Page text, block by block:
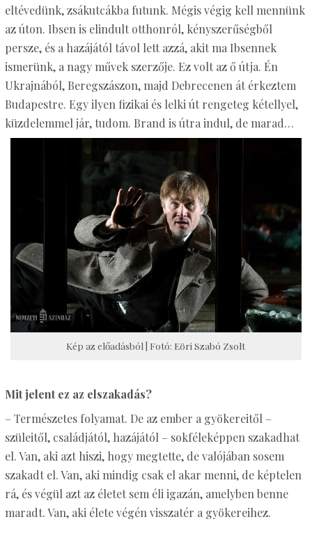
eltévedünk, zsákutcákba futunk. Mégis végig kell mennünk
az úton. Ibsen is elindult otthonról, kényszerűségből
persze, és a hazájától távol lett azzá, akit ma Ibsennek
ismerünk, a nagy művek szerzője. Ez volt az ő útja. Én
Ukrajnából, Beregszászon, majd Debrecenen át érkeztem
Budapestre. Egy ilyen fizikai és lelki út rengeteg kétellyel,
küzdelemmel jár, tudom. Brand is útra indul, de marad…
Kép az előadásból | Fotó: Eöri Szabó Zsolt
Mit jelent ez az elszakadás?
– Természetes folyamat. De az ember a gyökereitől –
szüleitől, családjától, hazájától – sokféleképpen szakadhat
el. Van, aki azt hiszi, hogy megtette, de valójában sosem
szakadt el. Van, aki mindig csak el akar menni, de képtelen
rá, és végül azt az életet sem éli igazán, amelyben benne
maradt. Van, aki élete végén visszatér a gyökereihez.